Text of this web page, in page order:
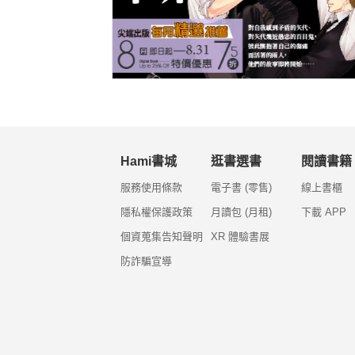
Hami書城
服務使用條款
隱私權保護政策
個資蒐集告知聲明
防詐騙宣導
逛書選書
電子書 (零售)
月讀包 (月租)
XR 體驗書展
閱讀書籍
線上書櫃
下載 APP